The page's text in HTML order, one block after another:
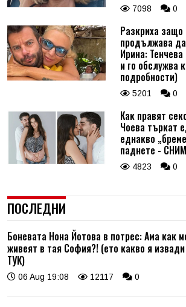
7098 0
Разкриха защо
продължава
Ирина:
и го обслужва
подробности)
5201 0
Как правят
Чоева търкат
еднакво
паднете -
4823 0
ПОСЛЕДНИ
Боневата Нона Йотова в потрес: Ама как
живеят в тая София?! (ето какво я
ТУК)
06 Aug 19:08 12117 0